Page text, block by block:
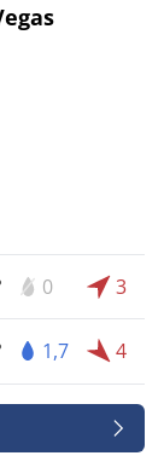
0 3
1,7 4